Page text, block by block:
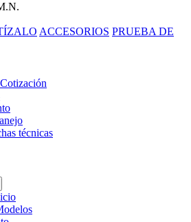
ACCESORIOS PRUEBA DE
técnicas